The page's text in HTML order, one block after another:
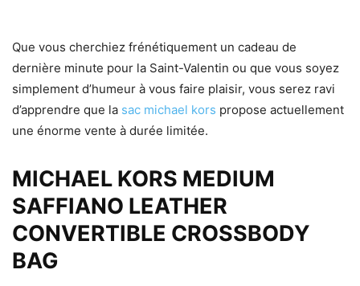
Que vous cherchiez frénétiquement un cadeau de
dernière minute pour la Saint-Valentin ou que vous soyez
simplement d’humeur à vous faire plaisir, vous serez ravi
d’apprendre que la sac michael kors propose actuellement
une énorme vente à durée limitée.
MICHAEL KORS MEDIUM
SAFFIANO LEATHER
CONVERTIBLE CROSSBODY
BAG